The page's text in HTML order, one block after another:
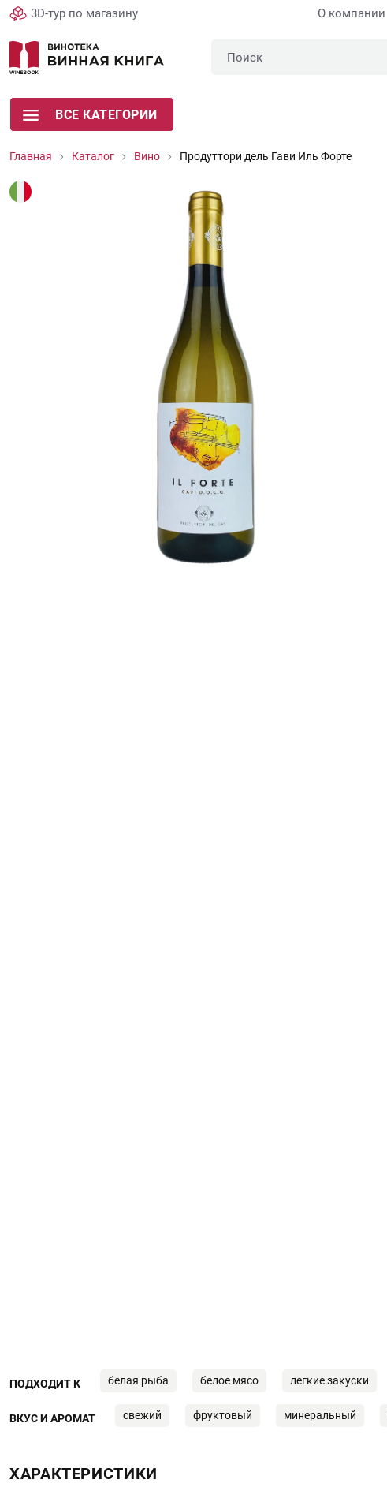
3D-тур по магазину О компании
ВСЕ КАТЕГОРИИ
Главная Каталог Вино Продуттори дель Гави Иль Форте
ПОДХОДИТ К белая рыба белое мясо легкие закуски
ВКУС И АРОМАТ свежий фруктовый минеральный
ХАРАКТЕРИСТИКИ